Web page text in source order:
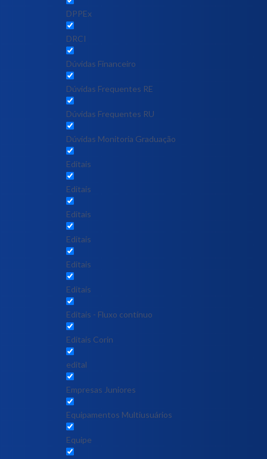
DPPEx
DRCI
Dúvidas Financeiro
Dúvidas Frequentes RE
Dúvidas Frequentes RU
Dúvidas Monitoria Graduação
Editais
Editais
Editais
Editais
Editais
Editais
Editais - Fluxo contínuo
Editais Corin
edital
Empresas Juniores
Equipamentos Multiusuários
Equipe